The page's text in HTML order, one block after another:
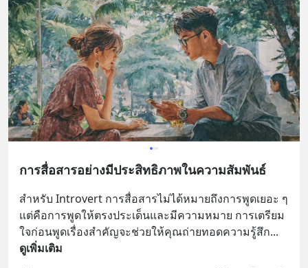
การสื่อสารอย่างมีประสิทธิภาพในความสัมพันธ์
สำหรับ Introvert การสื่อสารไม่ได้หมายถึงการพูดเยอะ ๆ
แต่คือการพูดให้ตรงประเด็นและมีความหมาย การเตรียม
ใจก่อนพูดเรื่องสำคัญจะช่วยให้คุณถ่ายทอดความรู้สึก...
ดูเพิ่มเติม